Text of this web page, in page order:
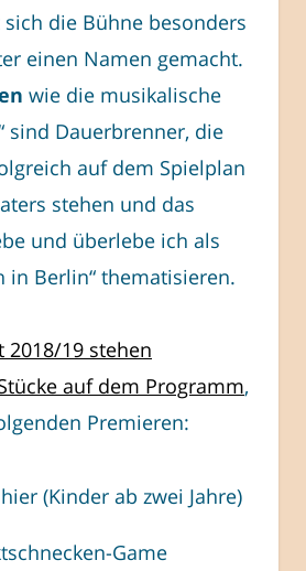
die Bühne besonders
einen Namen gemacht.
wie die musikalische
sind Dauerbrenner, die
auf dem Spielplan
stehen und das
und überlebe ich als
in Berlin“ thematisieren.
2018/19 stehen
auf dem Programm,
Premieren:
(Kinder ab zwei Jahre)
Game